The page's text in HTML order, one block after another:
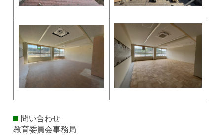
問い合わせ
教育委員会事務局